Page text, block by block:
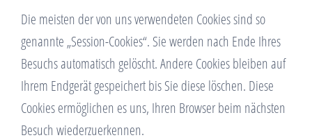
Die meisten der von uns verwendeten Cookies sind so
genannte „Session-Cookies“. Sie werden nach Ende Ihres
Besuchs automatisch gelöscht. Andere Cookies bleiben auf
Ihrem Endgerät gespeichert bis Sie diese löschen. Diese
Cookies ermöglichen es uns, Ihren Browser beim nächsten
Besuch wiederzuerkennen.